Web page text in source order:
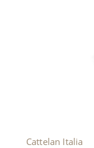
Cattelan Italia